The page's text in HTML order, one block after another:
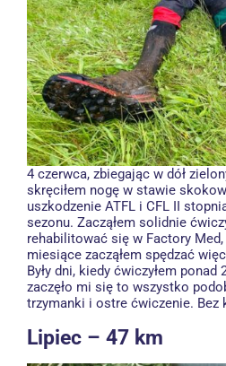
4 czerwca, zbiegając w dół
skręciłem nogę w stawie
uszkodzenie ATFL i CFL II
sezonu. Zacząłem solidnie
rehabilitować się w Factory
miesiące zacząłem spędzać
Były dni, kiedy ćwiczyłem
zaczęło mi się to wszystko
trzymanki i ostre ćwiczenie. Bez
Lipiec – 47 km